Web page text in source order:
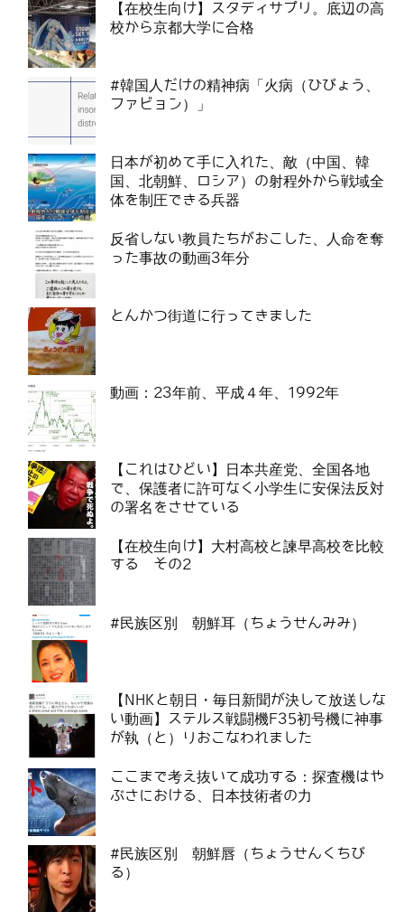
【在校生向け】スタディサプリ。底辺の高
校から京都大学に合格
#韓国人だけの精神病「火病（ひびょう、
ファビョン）」
日本が初めて手に入れた、敵（中国、韓
国、北朝鮮、ロシア）の射程外から戦域全
体を制圧できる兵器
反省しない教員たちがおこした、人命を奪
った事故の動画3年分
とんかつ街道に行ってきました
動画：23年前、平成４年、1992年
【これはひどい】日本共産党、全国各地
で、保護者に許可なく小学生に安保法反対
の署名をさせている
【在校生向け】大村高校と諫早高校を比較
する その2
#民族区別 朝鮮耳（ちょうせんみみ）
【NHKと朝日・毎日新聞が決して放送しな
い動画】ステルス戦闘機F35初号機に神事
が執（と）りおこなわれました
ここまで考え抜いて成功する：探査機はや
ぶさにおける、日本技術者の力
#民族区別 朝鮮唇（ちょうせんくちび
る）